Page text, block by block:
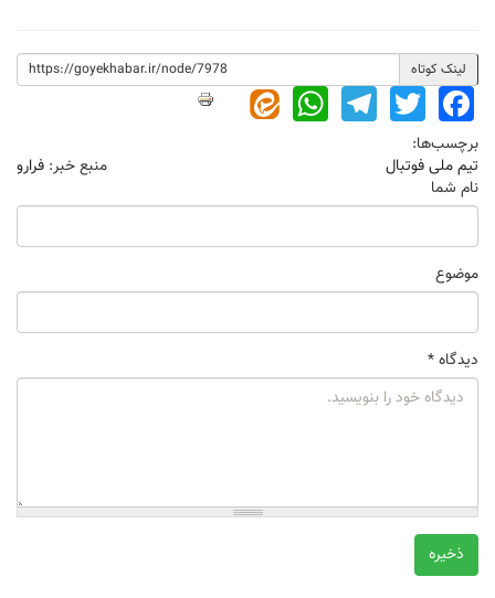
لینک کوتاه
Facebook
Twitter
Telegram
WhatsApp
برچسب‌ها:
تیم ملی فوتبال
منبع خبر: فرارو
نام شما
موضوع
دیدگاه*
ذخیره